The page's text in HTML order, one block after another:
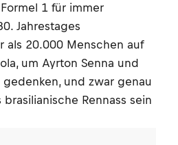
1 für immer
Jahrestages
als 20.000 Menschen auf
um Ayrton Senna und
und zwar genau
Rennass sein